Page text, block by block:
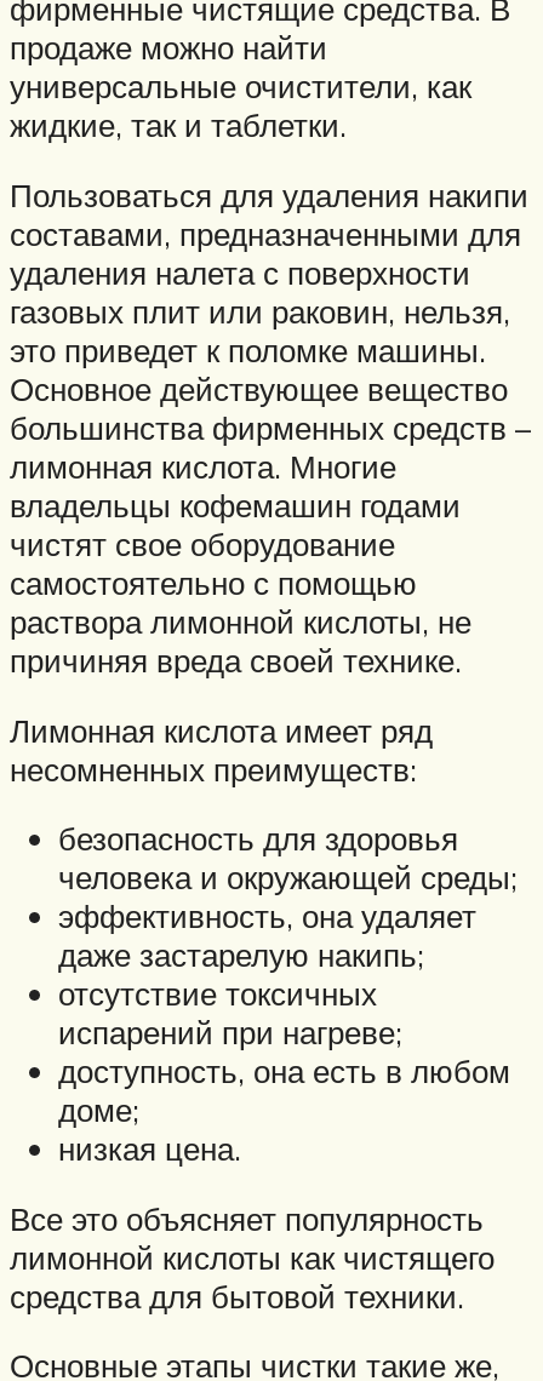
фирменные чистящие средства. В
продаже можно найти
универсальные очистители, как
жидкие, так и таблетки.
Пользоваться для удаления накипи
составами, предназначенными для
удаления налета с поверхности
газовых плит или раковин, нельзя,
это приведет к поломке машины.
Основное действующее вещество
большинства фирменных средств –
лимонная кислота. Многие
владельцы кофемашин годами
чистят свое оборудование
самостоятельно с помощью
раствора лимонной кислоты, не
причиняя вреда своей технике.
Лимонная кислота имеет ряд
несомненных преимуществ:
безопасность для здоровья
человека и окружающей среды;
эффективность, она удаляет
даже застарелую накипь;
отсутствие токсичных
испарений при нагреве;
доступность, она есть в любом
доме;
низкая цена.
Все это объясняет популярность
лимонной кислоты как чистящего
средства для бытовой техники.
Основные этапы чистки такие же,